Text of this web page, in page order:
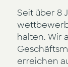
Seit über 8
halten. Wir
erreichen